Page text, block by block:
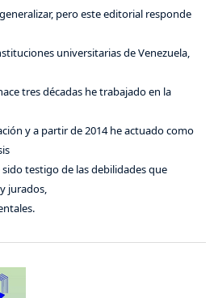
pero este editorial responde
universitarias de Venezuela,
tres décadas he trabajado en la
y a partir de 2014 he actuado como
testigo de las debilidades que
jurados,